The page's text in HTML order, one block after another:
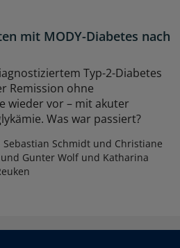
mit MODY-Diabetes nach
Typ-2-Diabetes
Remission ohne
wieder vor – mit akuter
Was war passiert?
Schmidt und Christiane
Gunter Wolf und Katharina